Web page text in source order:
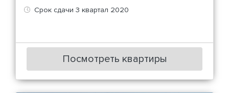
Срок сдачи 3 квартал 2020
Посмотреть квартиры